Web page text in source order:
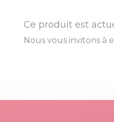
Ce produit est
Nous vous invitons